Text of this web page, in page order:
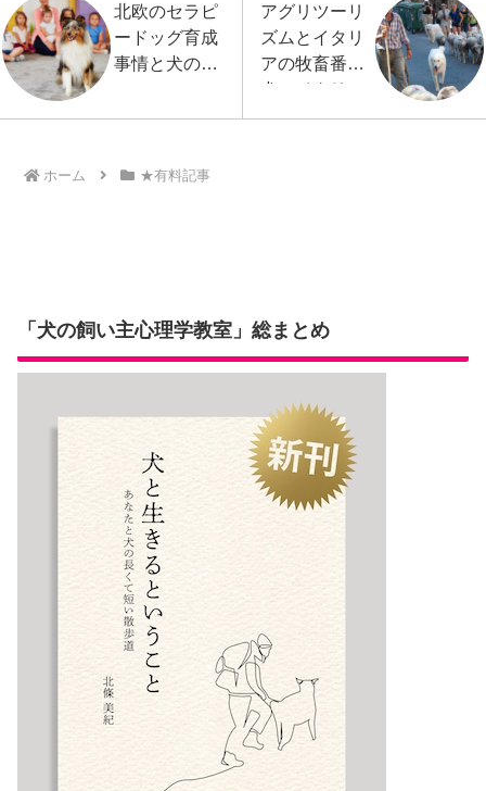
北欧のセラピ
ードッグ育成
事情と犬のウ
その１
アグリツーリ
ズムとイタリ
アの牧畜番
犬、イタリア
のアブルッツ
ホーム ★有料記事
「犬の飼い主心理学教室」総まとめ